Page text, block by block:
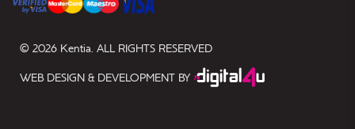
© 2026 Kentia. ALL RIGHTS RESERVED
WEB DESIGN & DEVELOPMENT BY